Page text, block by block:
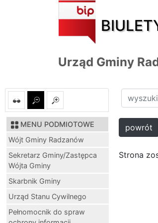
Urząd Gminy
MENU PODMIOTOWE
Wójt Gminy Radzanów
Sekretarz Gminy/Zastępca
Wójta Gminy
Skarbnik Gminy
Urząd Stanu Cywilnego
Pełnomocnik do spraw
powrót
Strona